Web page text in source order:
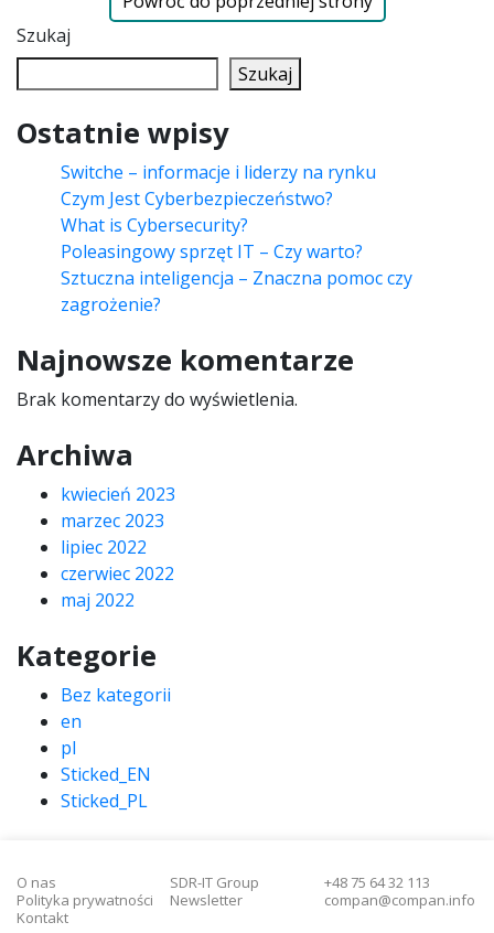
Szukaj
Szukaj
Ostatnie wpisy
Switche – informacje i liderzy na rynku
Czym Jest Cyberbezpieczeństwo?
What is Cybersecurity?
Poleasingowy sprzęt IT – Czy warto?
Sztuczna inteligencja – Znaczna pomoc czy
zagrożenie?
Najnowsze komentarze
Brak komentarzy do wyświetlenia.
Archiwa
kwiecień 2023
marzec 2023
lipiec 2022
czerwiec 2022
maj 2022
Kategorie
Bez kategorii
en
pl
Sticked_EN
Sticked_PL
O nas
Polityka prywatności
Kontakt
SDR-IT Group
Newsletter
+48 75 64 32 113
compan@compan.info